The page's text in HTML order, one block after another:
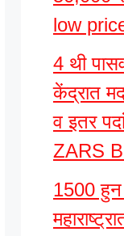
low
4 थी
केंद्रात
व इतर
ZARS
1500 हुन